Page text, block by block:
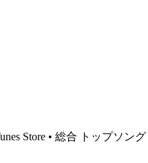
Store • 総合 トップソン